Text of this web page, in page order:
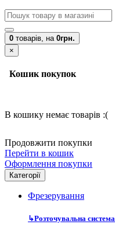
0 товарів, на 0грн.
×
Кошик покупок
В кошику немає товарів :(
Продовжити покупки
Перейти в кошик
Оформлення покупки
Категорії
Фрезерування
↳Розточувальна система